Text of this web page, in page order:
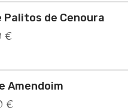
Palitos de Cenoura
€
Amendoim
€